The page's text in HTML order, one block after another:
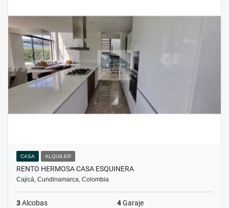
CASA ALQUILER
RENTO HERMOSA CASA ESQUINERA
Cajicá, Cundinamarca, Colombia
3Alcobas 4Garaje